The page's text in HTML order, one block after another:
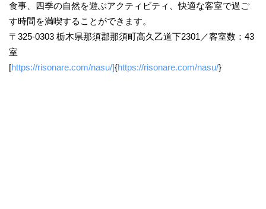
食事、四季の自然を遊ぶアクティビティ、快適な客室で過ご
す時間を満喫することができます。
〒325-0303 栃木県那須郡那須町高久乙道下2301／客室数：43
室
[https://risonare.com/nasu/]{https://risonare.com/nasu/}